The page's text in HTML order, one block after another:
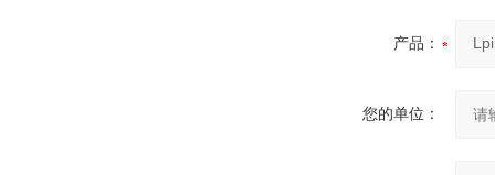
产品：
您的单位：